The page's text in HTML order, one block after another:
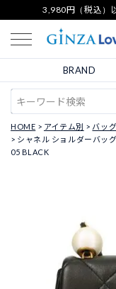
3,980円（税込）
BRAND
HOME アイテム別 バッグ
シャネル ショルダーバッ
05 BLACK